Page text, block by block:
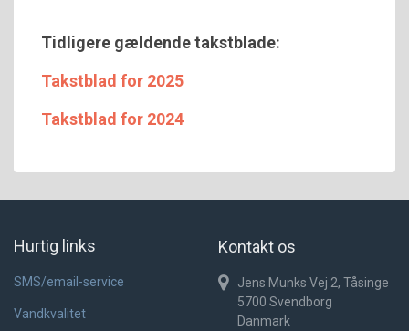
Tidligere gældende takstblade:
Takstblad for 2025
Takstblad for 2024
Hurtig links
SMS/email-service
Vandkvalitet
Kontakt os
Jens Munks Vej 2, Tåsinge
5700 Svendborg
Danmark